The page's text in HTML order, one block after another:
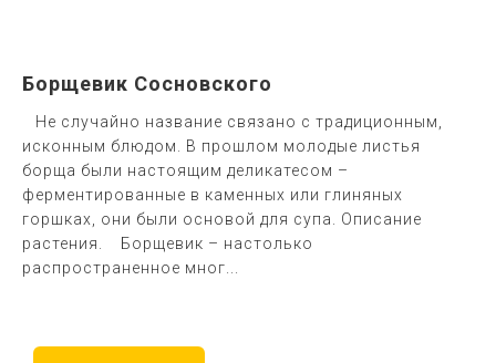
Борщевик Сосновского
Не случайно название связано с традиционным,
исконным блюдом. В прошлом молодые листья
борща были настоящим деликатесом –
ферментированные в каменных или глиняных
горшках, они были основой для супа. Описание
растения. Борщевик – настолько
распространенное мног...